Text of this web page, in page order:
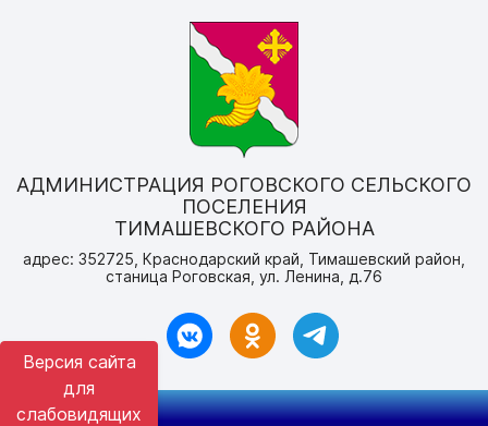
Версия сайта
для
слабовидящих
АДМИНИСТРАЦИЯ РОГОВСКОГО СЕЛЬСКОГО
ПОСЕЛЕНИЯ
ТИМАШЕВСКОГО РАЙОНА
адрес: 352725, Краснодарский край, Тимашевский район,
станица Роговская, ул. Ленина, д.76